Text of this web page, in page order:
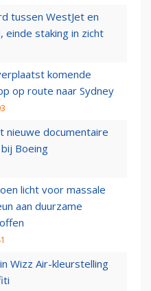
tussen WestJet en
einde staking in zicht
komende
op route naar Sydney
nieuwe documentaire
Boeing
licht voor massale
aan duurzame
Wizz Air-kleurstelling